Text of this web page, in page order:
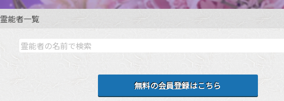
霊能者一覧
無料の会員登録はこちら